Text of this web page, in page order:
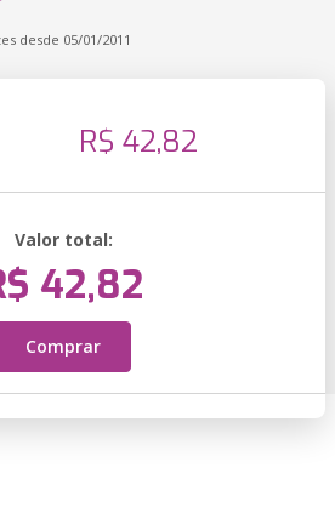
desde 05/01/2011
R$ 42,82
Valor total:
42,82
Comprar